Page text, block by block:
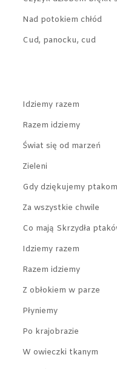
Nad potokiem chłód
Cud, panocku, cud
Idziemy razem
Razem idziemy
Świat się od marzeń
Zieleni
Gdy dziękujemy
Za wszystkie chwile
Co mają Skrzydła
Idziemy razem
Razem idziemy
Z obłokiem w parze
Płyniemy
Po krajobrazie
W owieczki tkanym